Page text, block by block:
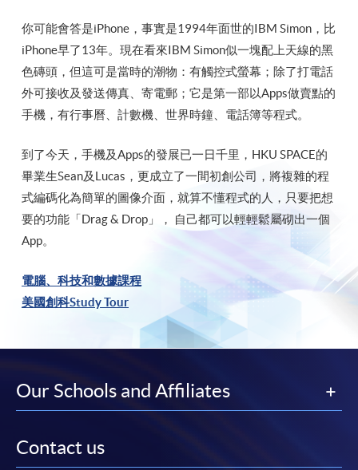
你可能會答是iPhone，事實是1994年面世的IBM Simon，比
iPhone早了13年。現在看來IBM Simon似一塊配上天線的黑
色磚頭，但這可是當時的潮物：有觸控式螢幕；除了打電話
外可接收及發送傳真、寄電郵；它是第一部以Apps做賣點的
手機，有行事曆、計數機、世界時鐘、電話簿等程式。
到了今天，手機及Apps的發展已一日千里，HKU SPACE的
畢業生Sean及Lucas，更成立了一間初創公司，將複雜的程
式編碼化為簡單的圖像介面，就算不懂程式的人，只要把想
要的功能「Drag & Drop」， 自己都可以輕輕鬆屬砌出一個
App。
電腦、科技和數據課程
美國創科Study Tour
Our Schools and Affiliates
Contact us